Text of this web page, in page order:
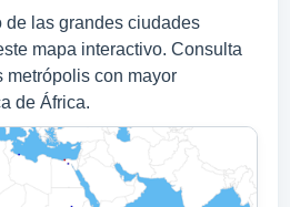
de las grandes ciudades
mapa interactivo. Consulta
metrópolis con mayor
de África.